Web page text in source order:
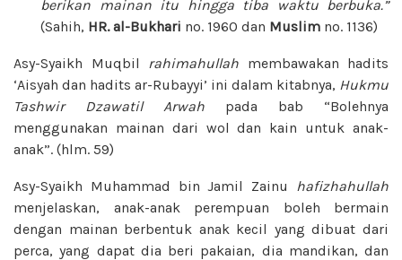
berikan mainan itu hingga tiba waktu berbuka.”
(Sahih, HR. al-Bukhari no. 1960 dan Muslim no. 1136)
Asy-Syaikh Muqbil rahimahullah membawakan hadits
‘Aisyah dan hadits ar-Rubayyi’ ini dalam kitabnya, Hukmu
Tashwir Dzawatil Arwah pada bab “Bolehnya
menggunakan mainan dari wol dan kain untuk anak-
anak”. (hlm. 59)
Asy-Syaikh Muhammad bin Jamil Zainu
hafizhahullah
menjelaskan, anak-anak perempuan boleh bermain
dengan mainan berbentuk anak kecil yang dibuat dari
perca, yang dapat dia beri pakaian, dia mandikan, dan